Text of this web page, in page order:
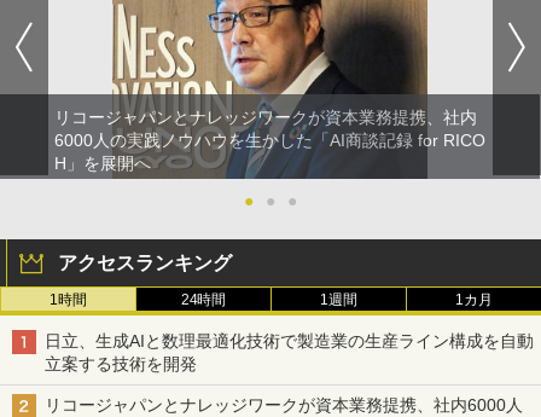
リコージャパンとナレッジワークが資本業務提携、社内
6000人の実践ノウハウを生かした「AI商談記録 for RICO
H」を展開へ
●
● ●
アクセスランキング
1時間 24時間 1週間 1カ月
日立、生成AIと数理最適化技術で製造業の生産ライン構成を自動
立案する技術を開発
リコージャパンとナレッジワークが資本業務提携、社内6000人